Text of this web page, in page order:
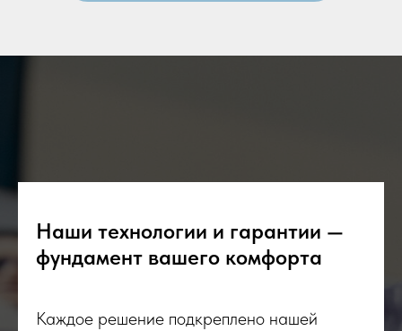
Наши технологии и гарантии —
фундамент вашего комфорта
Каждое решение подкреплено нашей